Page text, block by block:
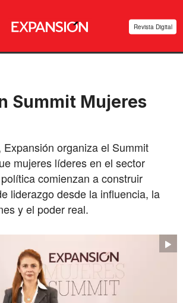
Revista Digital
Summit Mujeres
Expansión organiza el Summit
mujeres líderes en el sector
comienzan a construir
liderazgo desde la influencia, la
y el poder real.